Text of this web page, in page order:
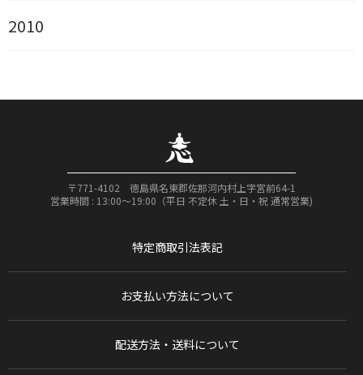
2010
〒771-4102 徳島県名東郡佐那河内村上字宮前64-1
営業時間 : 13:00〜19:00（平日 不定休 土・日・祝 通常営業)
特定商取引法表記
お支払い方法について
配送方法・送料について